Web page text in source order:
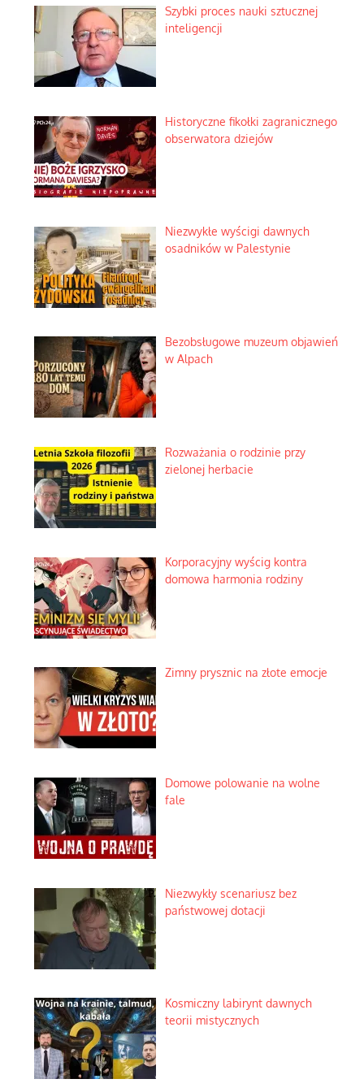
Szybki proces nauki sztucznej
inteligencji
Historyczne fikołki zagranicznego
obserwatora dziejów
Niezwykłe wyścigi dawnych
osadników w Palestynie
Bezobsługowe muzeum objawień
w Alpach
Rozważania o rodzinie przy
zielonej herbacie
Korporacyjny wyścig kontra
domowa harmonia rodziny
Zimny prysznic na złote emocje
Domowe polowanie na wolne
fale
Niezwykły scenariusz bez
państwowej dotacji
Kosmiczny labirynt dawnych
teorii mistycznych